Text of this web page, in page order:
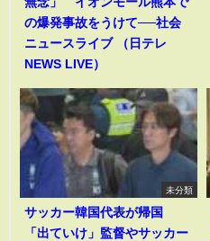
の爆発事故をうけて──社会
ニュースライブ （日テレ
NEWS LIVE）
未分類
サッカー韓国代表が帰国
「出ていけ」監督やサッカー